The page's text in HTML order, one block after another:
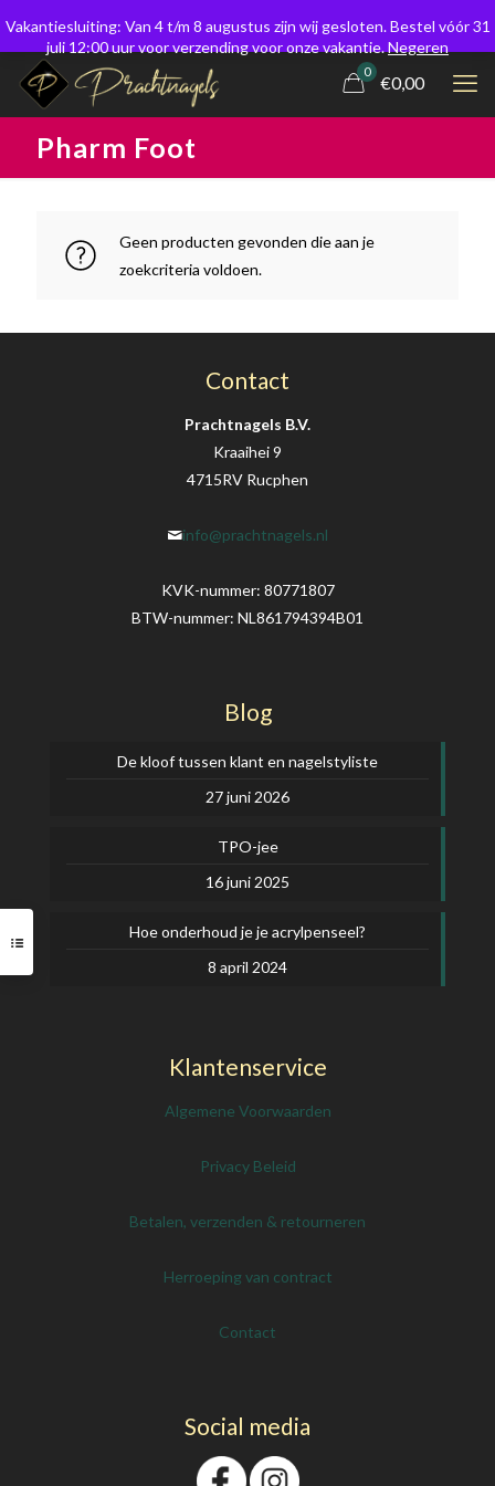
0
€0,00
Pharm Foot
Geen producten gevonden die aan je
zoekcriteria voldoen.
Contact
Prachtnagels B.V.
Kraaihei 9
4715RV Rucphen
info@prachtnagels.nl
KVK-nummer: 80771807
BTW-nummer: NL861794394B01
Blog
De kloof tussen klant en nagelstyliste
27 juni 2026
TPO-jee
16 juni 2025
Hoe onderhoud je je acrylpenseel?
8 april 2024
Klantenservice
Algemene Voorwaarden
Privacy Beleid
Betalen, verzenden & retourneren
Herroeping van contract
Contact
Social media
Vakantiesluiting: Van 4 t/m 8 augustus zijn wij gesloten. Bestel vóór 31
juli 12:00 uur voor verzending voor onze vakantie.Negeren